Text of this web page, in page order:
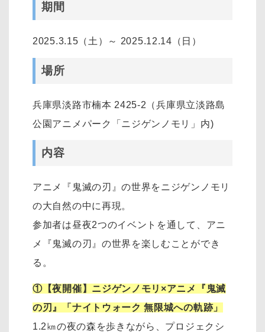
期間
2025.3.15（土）～ 2025.12.14（日）
場所
兵庫県淡路市楠本 2425-2（兵庫県立淡路島
公園アニメパーク「ニジゲンノモリ」内)
内容
アニメ『鬼滅の刃』の世界をニジゲンノモリ
の大自然の中に再現。
参加者は昼夜2つのイベントを通して、アニ
メ『鬼滅の刃』の世界を楽しむことができ
る。
①【夜開催】ニジゲンノモリ×アニメ『鬼滅
の刃』「ナイトウォーク 無限城への軌跡」
1.2㎞の夜の森を歩きながら、プロジェクシ